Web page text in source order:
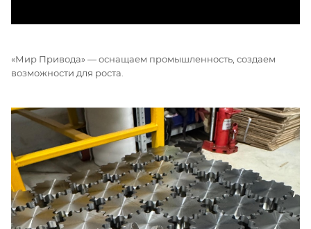
«Мир Привода» — оснащаем промышленность, создаем
возможности для роста.